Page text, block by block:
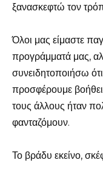
ξανασκεφτώ τον
Όλοι μας είμαστε
προγράμματά μας,
συνειδητοποιήσω
προσφέρουμε
τους άλλους ήταν
φανταζόμουν.
Το βράδυ εκείνο,